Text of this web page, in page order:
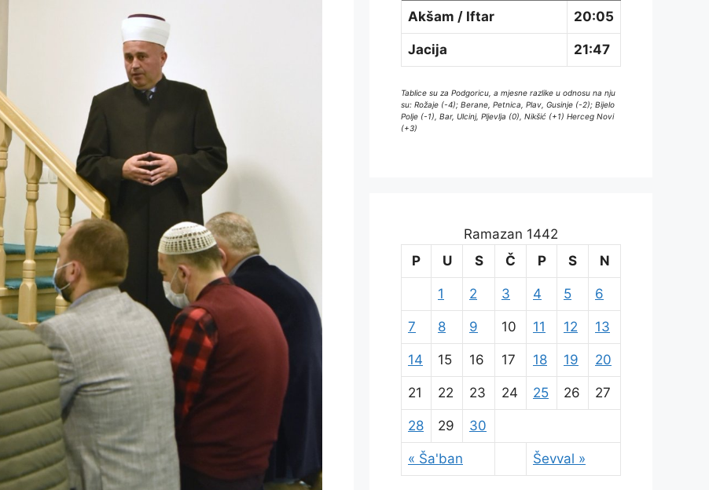
Akšam / Iftar 20:05
Jacija 21:47
Tablice su za Podgoricu, a mjesne razlike u odnosu na nju
su: Rožaje (-4); Berane, Petnica, Plav, Gusinje (-2); Bijelo
Polje (-1), Bar, Ulcinj, Pljevlja (0), Nikšić (+1) Herceg Novi
(+3)
Ramazan 1442
P
U S Č P S N
« Ša'ban Ševval »
1 2 3 4 5 6
7 8 9 10 11 12 13
14 15 16 17 18 19 20
21 22 23 24 25 26 27
28 29 30